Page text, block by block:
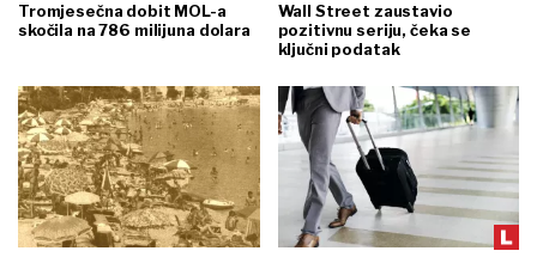
Tromjesečna dobit MOL-a
skočila na 786 milijuna dolara
Wall Street zaustavio
pozitivnu seriju, čeka se
ključni podatak